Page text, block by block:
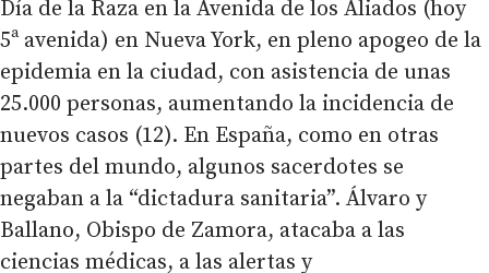
Día de la Raza en la Avenida de los Aliados (hoy
5ª avenida) en Nueva York, en pleno apogeo de la
epidemia en la ciudad, con asistencia de unas
25.000 personas, aumentando la incidencia de
nuevos casos (12). En España, como en otras
partes del mundo, algunos sacerdotes se
negaban a la “dictadura sanitaria”. Álvaro y
Ballano, Obispo de Zamora, atacaba a las
ciencias médicas, a las alertas y